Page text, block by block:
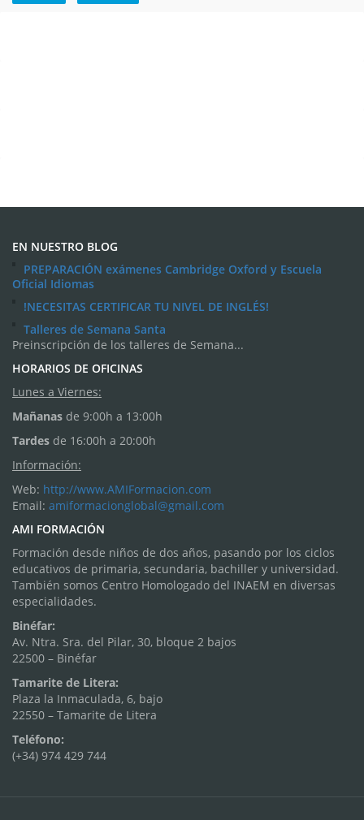
EN NUESTRO BLOG
PREPARACIÓN exámenes Cambridge Oxford y Escuela
Oficial Idiomas
!NECESITAS CERTIFICAR TU NIVEL DE INGLÉS!
Talleres de Semana Santa
Preinscripción de los talleres de Semana...
HORARIOS DE OFICINAS
Lunes a Viernes:
Mañanas de 9:00h a 13:00h
Tardes de 16:00h a 20:00h
Información:
Web: http://www.AMIFormacion.com
Email: amiformacionglobal@gmail.com
AMI FORMACIÓN
Formación desde niños de dos años, pasando por los ciclos
educativos de primaria, secundaria, bachiller y universidad.
También somos Centro Homologado del INAEM en diversas
especialidades.
Binéfar:
Av. Ntra. Sra. del Pilar, 30, bloque 2 bajos
22500 – Binéfar
Tamarite de Litera:
Plaza la Inmaculada, 6, bajo
22550 – Tamarite de Litera
Teléfono:
(+34) 974 429 744